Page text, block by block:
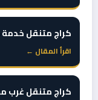
كراج متنقل خدمة
اقرأ المقال ←
كراج متنقل غرب